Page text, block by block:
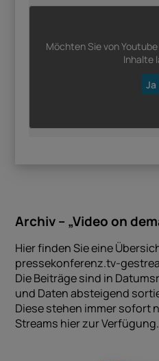
Möchten Sie vonYoutube
Inhalte
Ja
Archiv – „Video on
Hier finden Sie eine
pressekonferenz.tv-
Die Beiträge sind in
und Daten absteigend
Diese stehen immer sofort
Streams hier zur Verfügung.